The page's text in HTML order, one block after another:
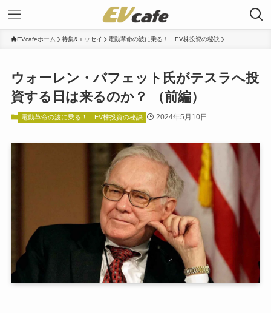
EVcafeホーム 特集&エッセイ 電動革命の波に乗る！ EV株投資の秘訣
ウォーレン・バフェット氏がテスラへ投
資する日は来るのか？ （前編）
電動革命の波に乗る！ EV株投資の秘訣 2024年5月10日